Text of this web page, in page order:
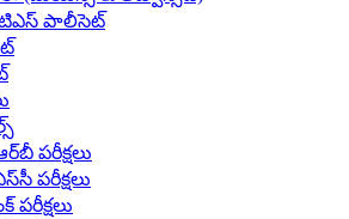
పాలీసెట్‌
పరీక్షలు
పరీక్షలు
పరీక్షలు